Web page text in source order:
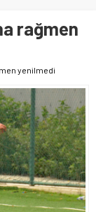
rağmen
yenilmedi